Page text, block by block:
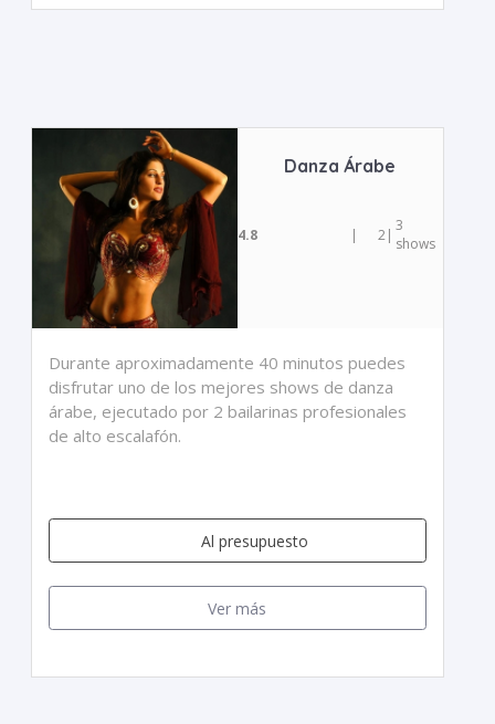
Danza Árabe
4.8 | 2| 3
shows
Durante aproximadamente 40 minutos puedes
disfrutar uno de los mejores shows de danza
árabe, ejecutado por 2 bailarinas profesionales
de alto escalafón.
Al presupuesto
Ver más